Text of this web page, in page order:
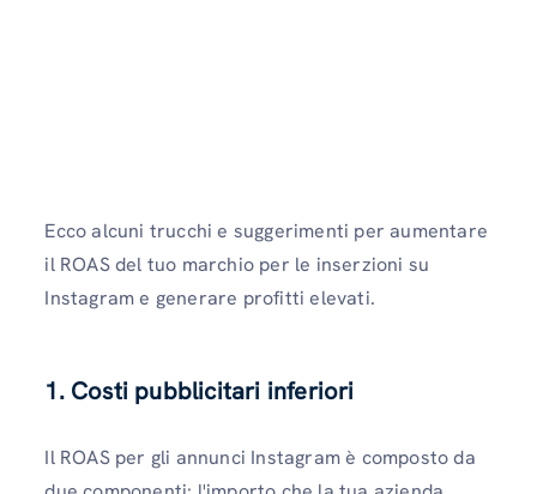
Ecco alcuni trucchi e suggerimenti per aumentare
il ROAS del tuo marchio per le inserzioni su
Instagram e generare profitti elevati.
1. Costi pubblicitari inferiori
Il ROAS per gli annunci Instagram è composto da